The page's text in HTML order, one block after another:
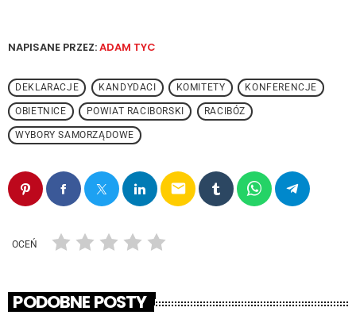
NAPISANE PRZEZ:ADAM TYC
DEKLARACJE KANDYDACI KOMITETY KONFERENCJE
OBIETNICE POWIAT RACIBORSKI RACIBÓZ
WYBORY SAMORZĄDOWE
email
OCEŃ
PODOBNE POSTY